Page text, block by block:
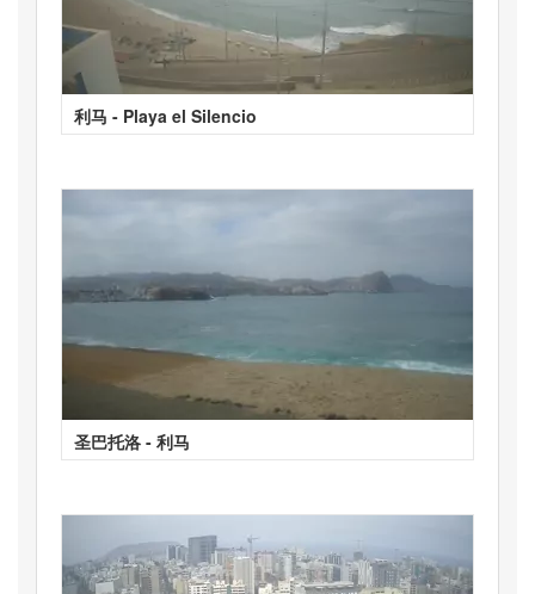
利马 - Playa el Silencio
圣巴托洛 - 利马